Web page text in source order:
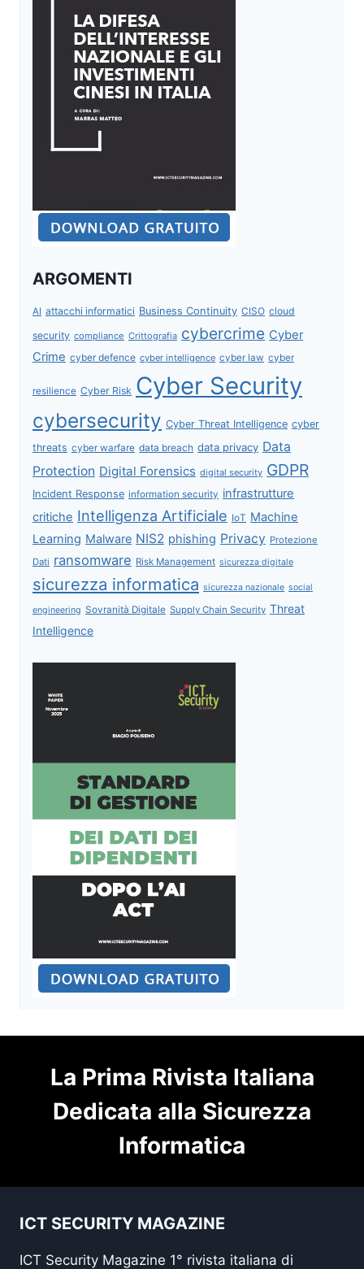
ARGOMENTI
AI attacchi informatici Business Continuity CISO cloud
security compliance Crittografia cybercrime Cyber
Crime cyber defence cyber intelligence cyber law cyber
resilience Cyber Risk Cyber Security
cybersecurity Cyber Threat Intelligence cyber
threats cyber warfare data breach data privacy Data
Protection Digital Forensics digital security GDPR
Incident Response information security infrastrutture
critiche Intelligenza Artificiale IoT Machine
Learning Malware NIS2 phishing Privacy Protezione
Dati ransomware Risk Management sicurezza digitale
sicurezza informatica sicurezza nazionale social
engineering Sovranità Digitale Supply Chain Security Threat
Intelligence
La Prima Rivista Italiana
Dedicata alla Sicurezza
Informatica
ICT SECURITY MAGAZINE
ICT Security Magazine 1° rivista italiana di